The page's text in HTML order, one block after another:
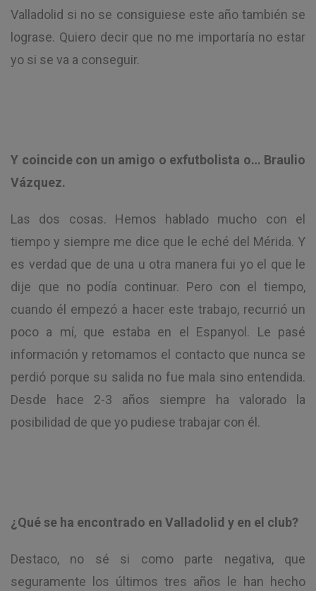
Valladolid si no se consiguiese este año también se
lograse. Quiero decir que no me importaría no estar
yo si se va a conseguir.
Y coincide con un amigo o exfutbolista o… Braulio
Vázquez.
Las dos cosas. Hemos hablado mucho con el
tiempo y siempre me dice que le eché del Mérida. Y
es verdad que de una u otra manera fui yo el que le
dije que no podía continuar. Pero con el tiempo,
cuando él empezó a hacer este trabajo, recurrió un
poco a mí, que estaba en el Espanyol. Le pasé
información y retomamos el contacto que nunca se
perdió porque su salida no fue mala sino entendida.
Desde hace 2-3 años siempre ha valorado la
posibilidad de que yo pudiese trabajar con él.
¿Qué se ha encontrado en Valladolid y en el club?
Destaco, no sé si como parte negativa, que
seguramente los últimos tres años le han hecho